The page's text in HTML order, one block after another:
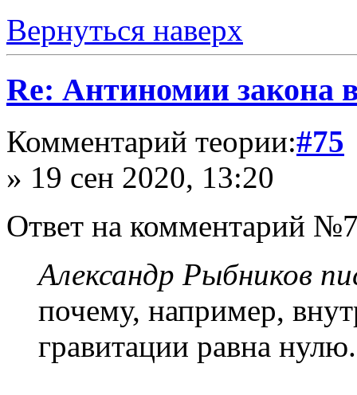
Вернуться наверх
Re: Антиномии закона
Комментарий теории:#75
» 19 сен 2020, 13:20
Ответ на комментарий
Александр Рыбников
почему, например,
гравитации равна нулю.